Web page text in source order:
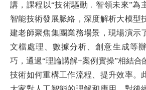
講，課程以“技術驅動﹒智領未來”為
智能技術發展脈絡，深度解析大模型
建老師聚焦集團業務場景，現場演示
文檔處理、數據分析、創意生成等
巧，通過“理論講解+案例實操”相結
技術如何重構工作流程、提升效率。